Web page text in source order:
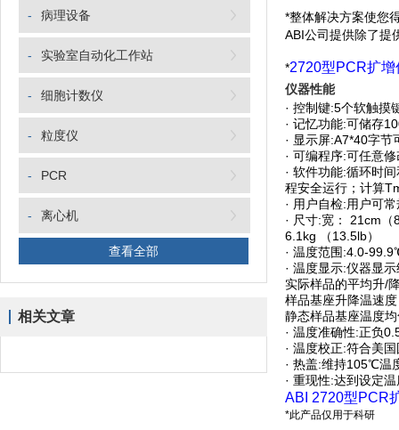
- 病理设备
- 实验室自动化工作站
- 细胞计数仪
- 粒度仪
- PCR
- 离心机
查看全部
相关文章
*整体解决方案使您
ABI公司提供除了提
*2720型PCR扩增
仪器性能
· 控制键:5个软触摸
· 记忆功能:可储存
· 显示屏:A7*40字
· 可编程序:可任意
· 软件功能:循环时
程安全运行；计算
· 用户自检:用户可
· 尺寸:宽： 21cm
6.1kg （13.5lb）
· 温度范围:4.0-
· 温度显示:仪器显
实际样品的平均升/
样品基座升降温速
静态样品基座温度
· 温度准确性:正负
· 温度校正:符合美
· 热盖:维持105℃温
· 重现性:达到设定
ABI 2720型PCR
*此产品仅用于科研